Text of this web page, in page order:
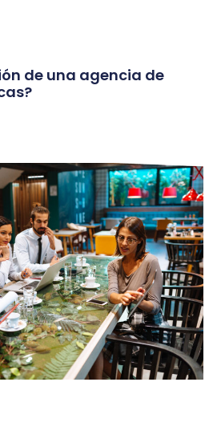
de una agencia de